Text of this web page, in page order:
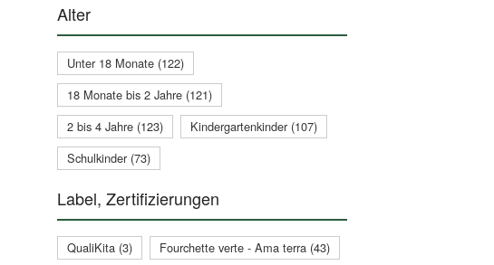
Alter
Unter 18 Monate (122)
18 Monate bis 2 Jahre (121)
2 bis 4 Jahre (123)
Kindergartenkinder (107)
Schulkinder (73)
Label, Zertifizierungen
QualiKita (3)
Fourchette verte - Ama terra (43)